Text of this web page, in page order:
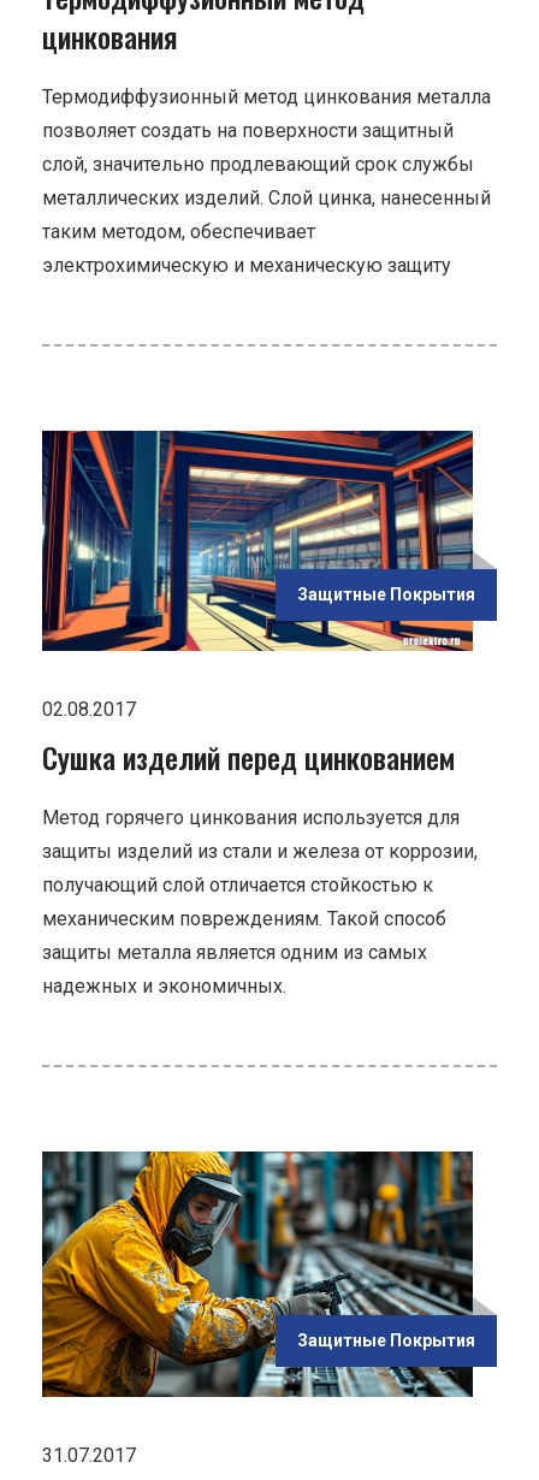
цинкования
Термодиффузионный метод цинкования металла
позволяет создать на поверхности защитный
слой, значительно продлевающий срок службы
металлических изделий. Слой цинка, нанесенный
таким методом, обеспечивает
электрохимическую и механическую защиту
Защитные Покрытия
02.08.2017
Сушка изделий перед цинкованием
Метод горячего цинкования используется для
защиты изделий из стали и железа от коррозии,
получающий слой отличается стойкостью к
механическим повреждениям. Такой способ
защиты металла является одним из самых
надежных и экономичных.
Защитные Покрытия
31.07.2017